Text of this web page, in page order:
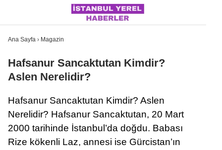
İSTANBUL
ÜLKE GÜNDEMI
POLITIKA
Ana Sayfa › Magazin
Hafsanur Sancaktutan Kimdir?
Aslen Nerelidir?
Hafsanur Sancaktutan Kimdir? Aslen
Nerelidir? Hafsanur Sancaktutan, 20 Mart
2000 tarihinde İstanbul’da doğdu. Babası
Rize kökenli Laz, annesi ise Gürcistan’ın